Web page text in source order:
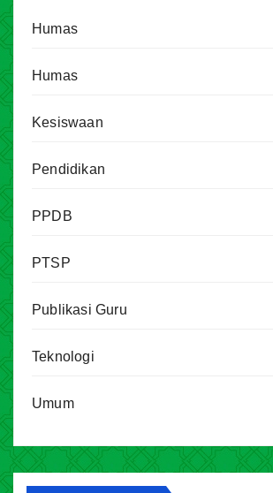
Humas
Humas
Kesiswaan
Pendidikan
PPDB
PTSP
Publikasi Guru
Teknologi
Umum